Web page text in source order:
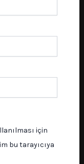
için
bu tarayıcıya